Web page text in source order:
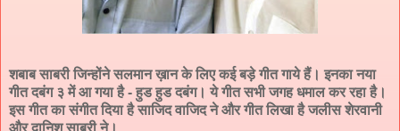
शबाब साबरी जिन्होंने सलमान ख़ान के लिए कई बड़े गीत गाये हैं। इनका नया
गीत दबंग ३ में आ गया है - हुड हुड दबंग। ये गीत सभी जगह धमाल कर रहा है।
इस गीत का संगीत दिया है साजिद वाजिद ने और गीत लिखा है जलीस शेरवानी